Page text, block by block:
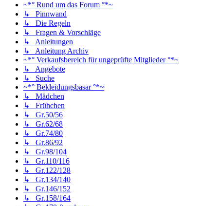
~*° Rund um das Forum °*~
↳ Pinnwand
↳ Die Regeln
↳ Fragen & Vorschläge
↳ Anleitungen
↳ Anleitung Archiv
~*° Verkaufsbereich für ungeprüfte Mitglieder °*~
↳ Angebote
↳ Suche
~*° Bekleidungsbasar °*~
↳ Mädchen
↳ Frühchen
↳ Gr.50/56
↳ Gr.62/68
↳ Gr.74/80
↳ Gr.86/92
↳ Gr.98/104
↳ Gr.110/116
↳ Gr.122/128
↳ Gr.134/140
↳ Gr.146/152
↳ Gr.158/164